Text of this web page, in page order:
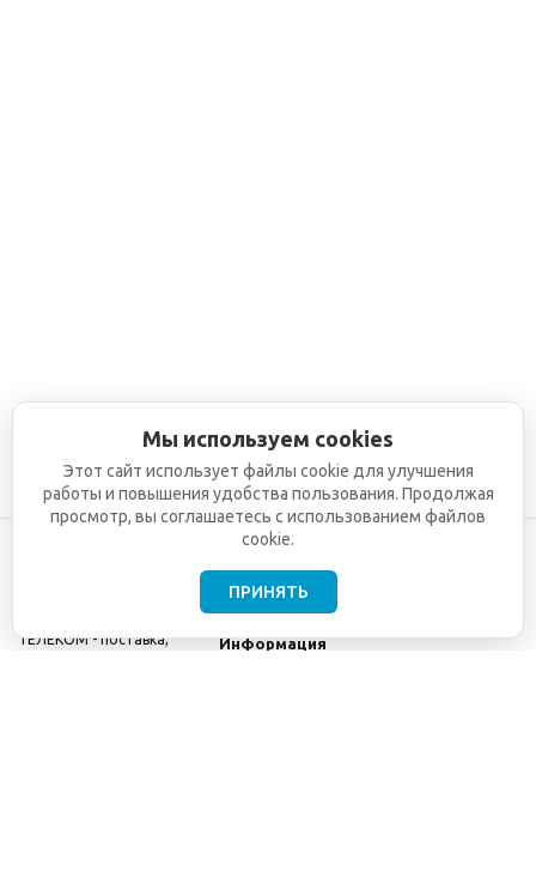
ТЕЛЕКОМ - поставка,
Информация
Мы используем cookies
Этот сайт использует файлы cookie для улучшения
работы и повышения удобства пользования. Продолжая
просмотр, вы соглашаетесь с использованием файлов
cookie.
ПРИНЯТЬ